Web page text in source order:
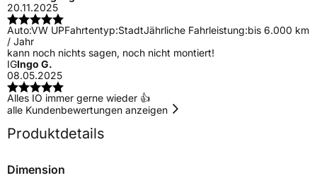
20.11.2025
Auto:VW UPFahrtentyp:StadtJährliche Fahrleistung:bis 6.000 km
/ Jahr
kann noch nichts sagen, noch nicht montiert!
IGIngo G.
08.05.2025
Alles IO immer gerne wieder 👍
alle Kundenbewertungen anzeigen
Produktdetails
Dimension